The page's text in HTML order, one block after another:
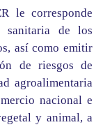
le corresponde
sanitaria de los
así como emitir
de riesgos de
agroalimentaria
nacional e
y animal, a